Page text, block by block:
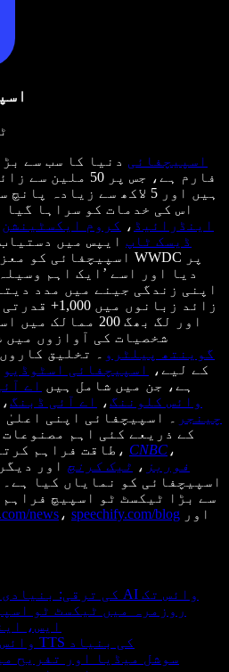
اسپیچفائی دنیا کا سب سے
فارم ہے، جس پر
ہیں اور 5 لاکھ سے
اس کی خدمات کو سراہا
اینڈرائیڈ ، کروم ایکسٹینشن
ڈیسک ٹاپ ایپس میں دستیاب ہے۔
اسپیچفائی کو WWDC پر
دیا اور اسے ’ایک اہم
زائد زبانوں
اور لگ بھگ 200
شخصیات کی آوازوں میں
گوینتھ پیلٹرو
۔ تخلیق
کے لیے،
اسپیچفائی اسٹوڈیو
ہے، جن میں شامل ہیں اے
وائس کلوننگ، اے آئی ڈبنگ
چینجر
۔ اسپیچفائی اپنی اعلیٰ
طاقت فراہم ، CNBC ،
فوربز ، ٹیک کرنچ اور
اسپیچفائی کو نمایاں کیا
سے بڑا ٹیکسٹ ٹو اسپیچ
news ، speechify.com/blog اور
TTS کی ترقی: بنیادی آواز سے جدید AI وائس تک
روزمرہ میں ٹیکسٹ ٹو
ایس،
AI وائس جنریٹرز: جدید TTS کی بنیاد
سوشل میڈیا اور تفریح